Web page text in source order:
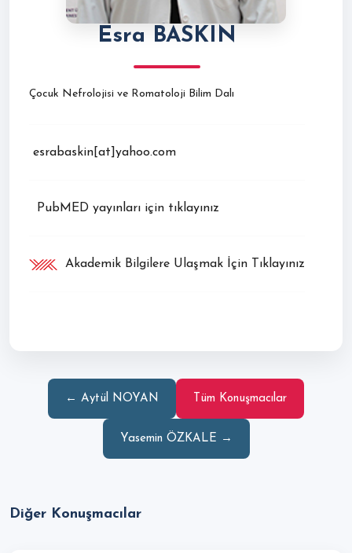
Esra BASKIN
Çocuk Nefrolojisi ve Romatoloji Bilim Dalı
esrabaskin[at]yahoo.com
PubMED yayınları için tıklayınız
Akademik Bilgilere Ulaşmak İçin Tıklayınız
← Aytül NOYAN Tüm Konuşmacılar
Yasemin ÖZKALE →
Diğer Konuşmacılar